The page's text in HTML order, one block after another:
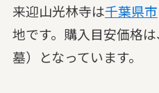
来迎山光林寺は千葉県市
地です。購入目安価格
墓）となっています。